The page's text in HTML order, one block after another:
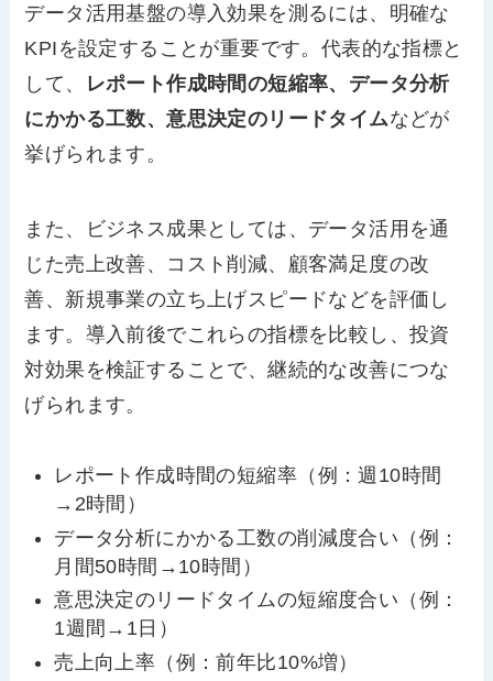
データ活用基盤の導入効果を測るには、明確な
KPIを設定することが重要です。代表的な指標と
して、
レポート作成時間の短縮率、データ分析
にかかる工数、意思決定のリードタイムなどが
挙げられます。
また、ビジネス成果としては、データ活用を通
じた売上改善、コスト削減、顧客満足度の改
善、新規事業の立ち上げスピードなどを評価し
ます。導入前後でこれらの指標を比較し、投資
対効果を検証することで、継続的な改善につな
げられます。
レポート作成時間の短縮率（例：週10時間
→2時間）
データ分析にかかる工数の削減度合い（例：
月間50時間→10時間）
意思決定のリードタイムの短縮度合い（例：
1週間→1日）
売上向上率（例：前年比10%増）